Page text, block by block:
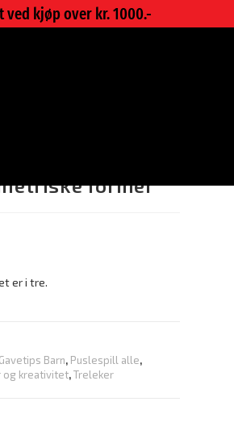
kjøp over kr. 1000.-
former
er i tre.
Gavetips Barn, Puslespill alle,
og kreativitet,Treleker